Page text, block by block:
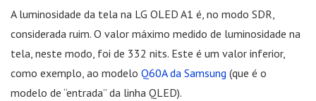
A luminosidade da tela na LG OLED A1 é, no modo SDR,
considerada ruim. O valor máximo medido de luminosidade na
tela, neste modo, foi de 332 nits. Este é um valor inferior,
como exemplo, ao modelo Q60A da Samsung (que é o
modelo de “entrada” da linha QLED).